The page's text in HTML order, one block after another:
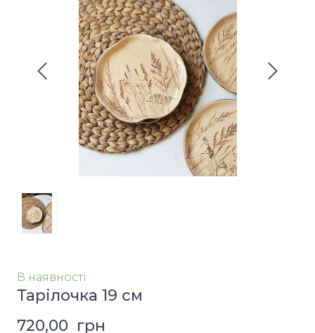
В наявності
Тарілочка 19 см
720,00  грн